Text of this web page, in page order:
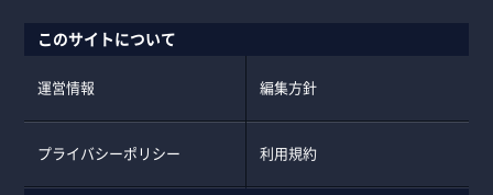
このサイトについて
運営情報 編集方針
プライバシーポリシー 利用規約